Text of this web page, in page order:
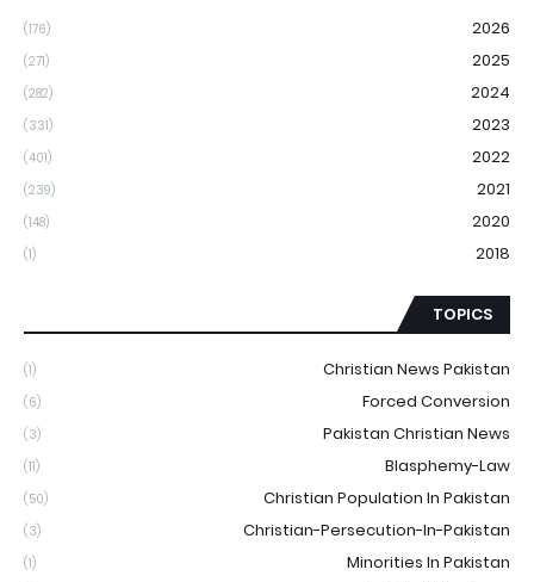
2026
(176)
2025
(271)
2024
(282)
2023
(331)
2022
(401)
2021
(239)
2020
(148)
2018
(1)
TOPICS
Christian News Pakistan
(1)
Forced Conversion
(6)
Pakistan Christian News
(3)
Blasphemy-Law
(11)
Christian Population In Pakistan
(50)
Christian-Persecution-In-Pakistan
(3)
Minorities In Pakistan
(1)